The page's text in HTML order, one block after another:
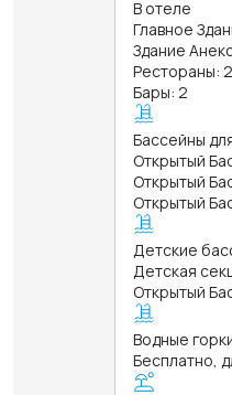
В отеле
Главное
Здание
Рестораны:
Бары: 2
Бассейны
Открытый
Открытый
Открытый
Детские
Детская
Открытый
Водные
Бесплатно,